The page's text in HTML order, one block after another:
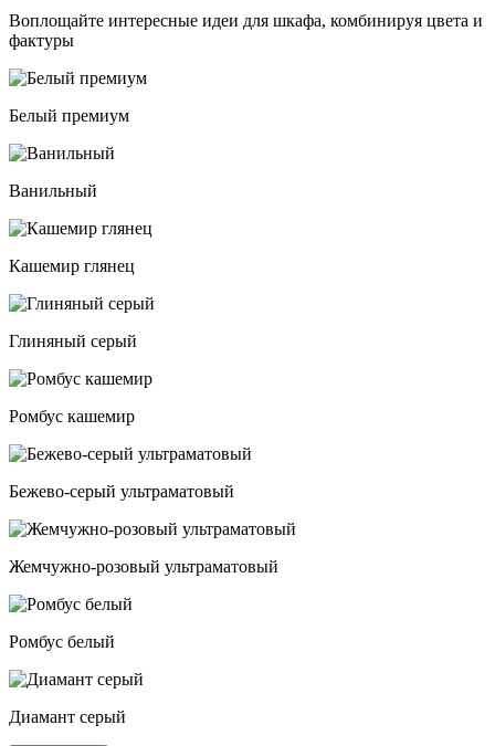
Воплощайте интересные идеи для шкафа, комбинируя цвета и
фактуры
Белый премиум
Ванильный
Кашемир глянец
Глиняный серый
Ромбус кашемир
Бежево-серый ультраматовый
Жемчужно-розовый ультраматовый
Ромбус белый
Диамант серый